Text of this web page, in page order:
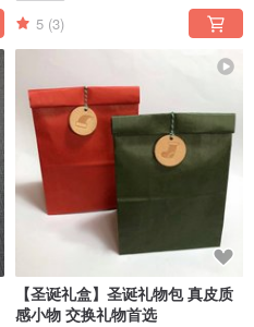
5 (3)
【圣诞礼盒】圣诞礼物包 真皮质
感小物 交换礼物首选